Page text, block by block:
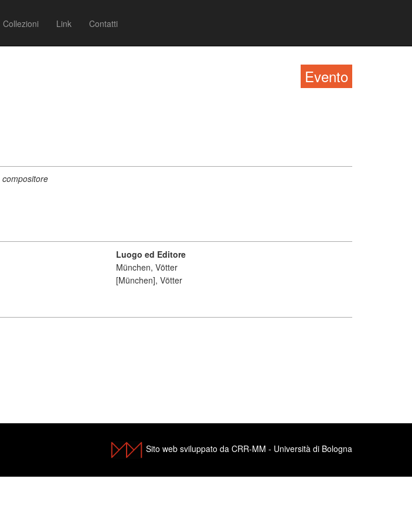
Collezioni Link Contatti
Evento
compositore
Luogo ed Editore
München, Vötter
[München], Vötter
Sito web sviluppato da CRR-MM - Università di Bologna